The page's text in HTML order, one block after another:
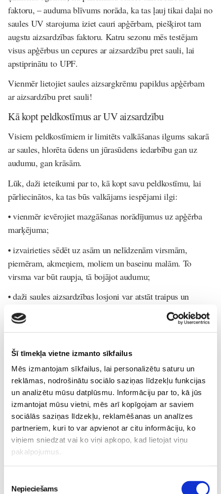
Šī tīmekļa vietne izmanto sīkfailus
Mēs izmantojam sīkfailus, lai personalizētu saturu un
reklāmas, nodrošinātu sociālo saziņas līdzekļu funkcijas
un analizētu mūsu datplūsmu. Informāciju par to, kā jūs
izmantojat mūsu vietni, mēs arī kopīgojam ar saviem
sociālās saziņas līdzekļu, reklamēšanas un analīzes
partneriem, kuri to var apvienot ar citu informāciju, ko
viņiem sniedzat vai ko viņi apkopo, kad lietojat viņu
pakalpojumus.
izvēle
Nepieciešams
faktoru, – auduma blīvums norāda, ka tas ļauj tikai daļai no
saules UV starojuma iziet cauri apģērbam, piešķirot tam
augstu aizsardzības faktoru. Katru sezonu mēs testējam
visus apģērbus un cepures ar aizsardzību pret sauli, lai
apstiprinātu to UPF.
Vienmēr lietojiet saules aizsargkrēmu papildus apģērbam
ar aizsardzību pret sauli!
Kā kopt peldkostīmus ar UV aizsardzību
Visiem peldkostīmiem ir limitēts valkāšanas ilgums sakarā
ar saules, hlorēta ūdens un jūrasūdens iedarbību gan uz
audumu, gan krāsām.
Lūk, daži ieteikumi par to, kā kopt savu peldkostīmu, lai
pārliecinātos, ka tas būs valkājams iespējami ilgi:
• vienmēr ievērojiet mazgāšanas norādījumus uz apģērba
marķējuma;
• izvairieties sēdēt uz asām un nelīdzenām virsmām,
piemēram, akmeņiem, moliem un baseinu malām. To
virsma var būt raupja, tā bojājot audumu;
• daži saules aizsardzības losjoni var atstāt traipus un
pavājināt auduma šķiedru izturību. Tāpēc esiet uzmanīgi,
lietojot aizsargkrēmu;
peldkostīma pēc tā valkāšanas, jo minētais ūdens var
izmainīt peldkostīma krāsu;
• neturiet mitru peldkostīmu, sarullētu dvielī vai līdzīgā
veidā, – centieties to izžāvēt ēnā, cik drīz vien iespējams;
• mazgājiet peldkostīmu zemā temperatūrā (maksimāli
40°C) un ļaujiet apģērbam izžūt ēnā;
• nekad neizmantojiet veļas žāvētāju vai gludekli;
apģērbā. Atlokiet un izpuriniet apģērbu tūlīt pēc